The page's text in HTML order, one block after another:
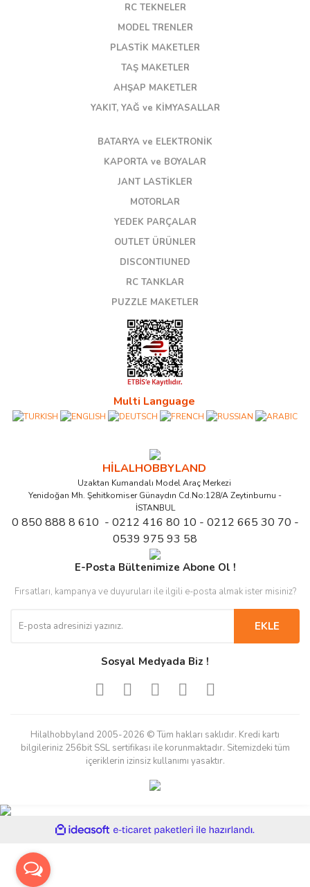
RC TEKNELER
MODEL TRENLER
PLASTİK MAKETLER
TAŞ MAKETLER
AHŞAP MAKETLER
YAKIT, YAĞ ve KİMYASALLAR
BATARYA ve ELEKTRONİK
KAPORTA ve BOYALAR
JANT LASTİKLER
MOTORLAR
YEDEK PARÇALAR
OUTLET ÜRÜNLER
DISCONTIUNED
RC TANKLAR
PUZZLE MAKETLER
Multi Language
HİLALHOBBYLAND
Uzaktan Kumandalı Model Araç Merkezi
Yenidoğan Mh. Şehitkomiser Günaydın Cd.No:128/A Zeytinburnu -
İSTANBUL
0 850 888 8 610 - 0212 416 80 10 - 0212 665 30 70 -
0539 975 93 58
E-Posta Bültenimize Abone Ol !
Fırsatları, kampanya ve duyuruları ile ilgili e-posta almak ister misiniz?
EKLE
Sosyal Medyada Biz !
Hilalhobbyland 2005-2026 © Tüm hakları saklıdır. Kredi kartı
bilgileriniz 256bit SSL sertifikası ile korunmaktadır. Sitemizdeki tüm
içeriklerin izinsiz kullanımı yasaktır.
ideasoft
e-